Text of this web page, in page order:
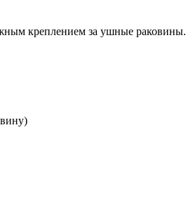
креплением за ушные раковины.